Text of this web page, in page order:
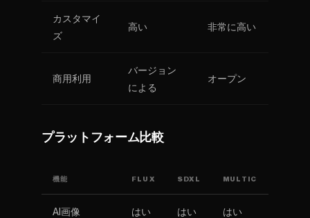
カスタマイ
ズ
高い 非常に高い
商用利用
バージョン
による
オープン
プラットフォーム比較
機能 FLUX SDXL MULTIC
AI画像 はい はい はい